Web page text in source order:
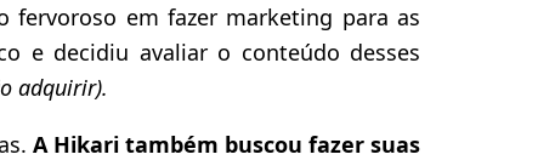
fervoroso em fazer marketing para as
e decidiu avaliar o conteúdo desses
adquirir).
A Hikari também buscou fazer suas